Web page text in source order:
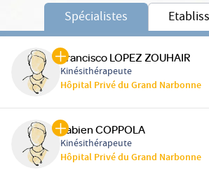
Spécialistes
Francisco LOPEZ ZOUHAIR
Kinésithérapeute
Hôpital Privé du Grand Narbonne
Fabien COPPOLA
Kinésithérapeute
Hôpital Privé du Grand Narbonne